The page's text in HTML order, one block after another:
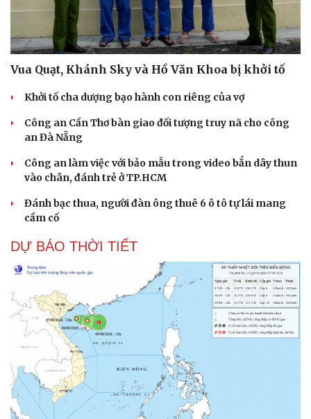
Văn hóa
Sân khấu - Điện ảnh
Văn học
Âm nhạc
Di sản
Giải trí
Nghệ sĩ
Thời trang
Sao Việt
Vua Quạt, Khánh Sky và Hồ Văn Khoa bị khởi tố
Khởi tố cha dượng bạo hành con riêng của vợ
Công an Cần Thơ bàn giao đối tượng truy nã cho công
an Đà Nẵng
Công an làm việc với bảo mẫu trong video bắn dây thun
vào chân, đánh trẻ ở TP.HCM
Đánh bạc thua, người đàn ông thuê 6 ô tô tự lái mang
cầm cố
DỰ BÁO THỜI TIẾT